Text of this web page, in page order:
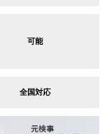
可能
全国対応